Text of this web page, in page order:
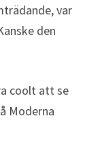
var
den
coolt att se
Moderna